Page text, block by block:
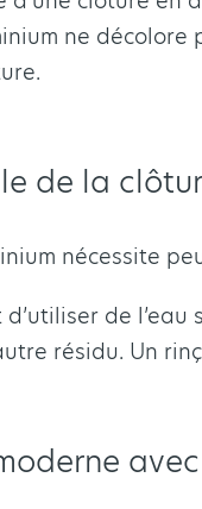
ne
de la
nécessite
de
résidu. Un